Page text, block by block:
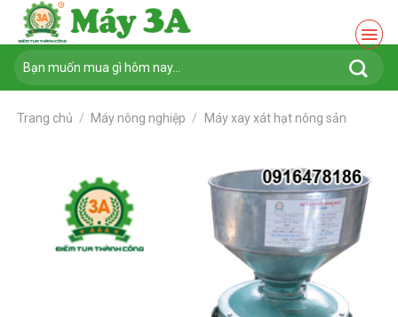
Chuyển
nội
dung
Tìm
kiếm:
Trang chủ / Máy nông nghiệp / Máy xay xát hạt nông sản